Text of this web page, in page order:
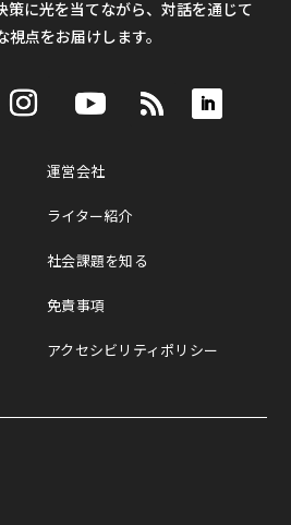
策に光を当てながら、対話を通じて
点をお届けします。
運営会社
ライター紹介
社会課題を知る
免責事項
アクセシビリティポリシー